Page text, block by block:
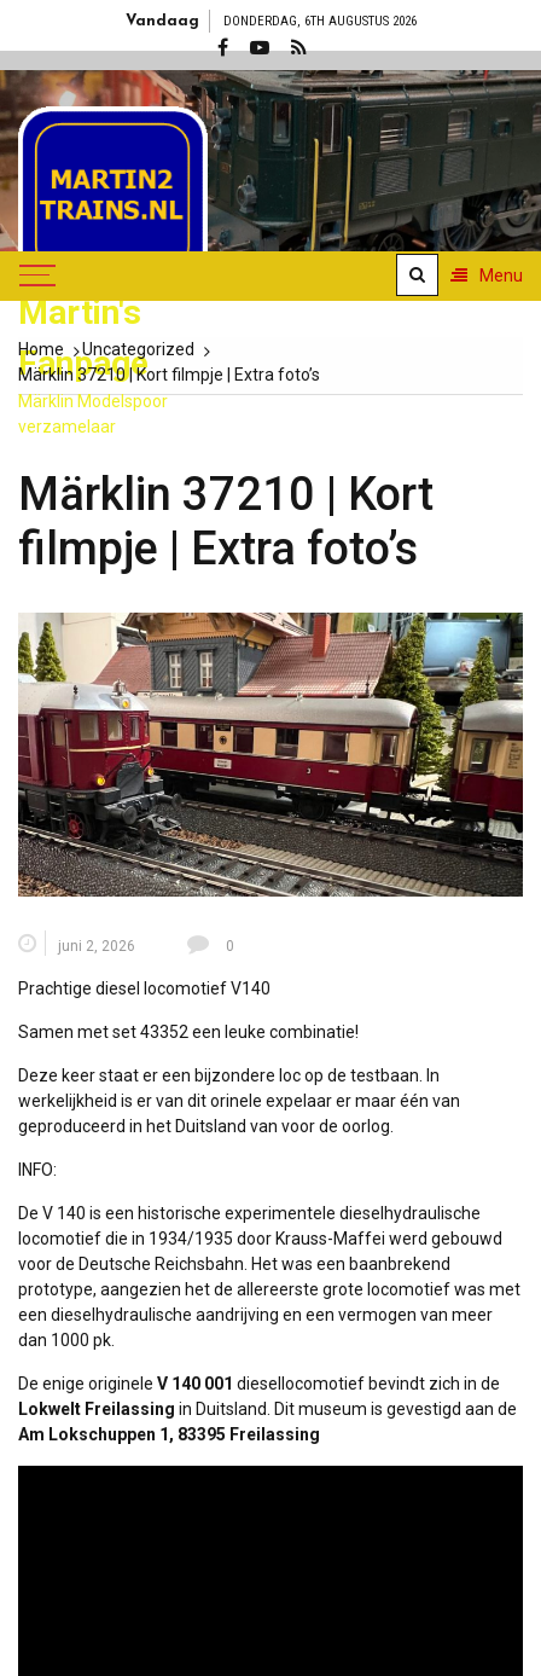
Vandaag DONDERDAG, 6TH AUGUSTUS 2026
Martin's
Fanpage
Märklin Modelspoor
verzamelaar
Menu
Home
Uncategorized
Märklin 37210 | Kort filmpje | Extra foto’s
Märklin 37210 | Kort
filmpje | Extra foto’s
juni 2, 2026 0
Prachtige diesel locomotief V140
Samen met set 43352 een leuke combinatie!
Deze keer staat er een bijzondere loc op de testbaan. In
werkelijkheid is er van dit orinele expelaar er maar één van
geproduceerd in het Duitsland van voor de oorlog.
INFO:
De V 140 is een historische experimentele dieselhydraulische
locomotief die in 1934/1935 door Krauss-Maffei werd gebouwd
voor de Deutsche Reichsbahn. Het was een baanbrekend
prototype, aangezien het de allereerste grote locomotief was met
een dieselhydraulische aandrijving en een vermogen van meer
dan 1000 pk.
De enige originele V 140 001 diesellocomotief bevindt zich in de
Lokwelt Freilassing in Duitsland. Dit museum is gevestigd aan de
Am Lokschuppen 1, 83395 Freilassing